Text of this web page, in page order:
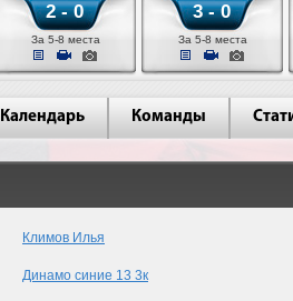
2 - 0
За 5-8 места
3 - 0
За 5-8 места
Календарь Команды
Климов Илья
Динамо синие 13 3к